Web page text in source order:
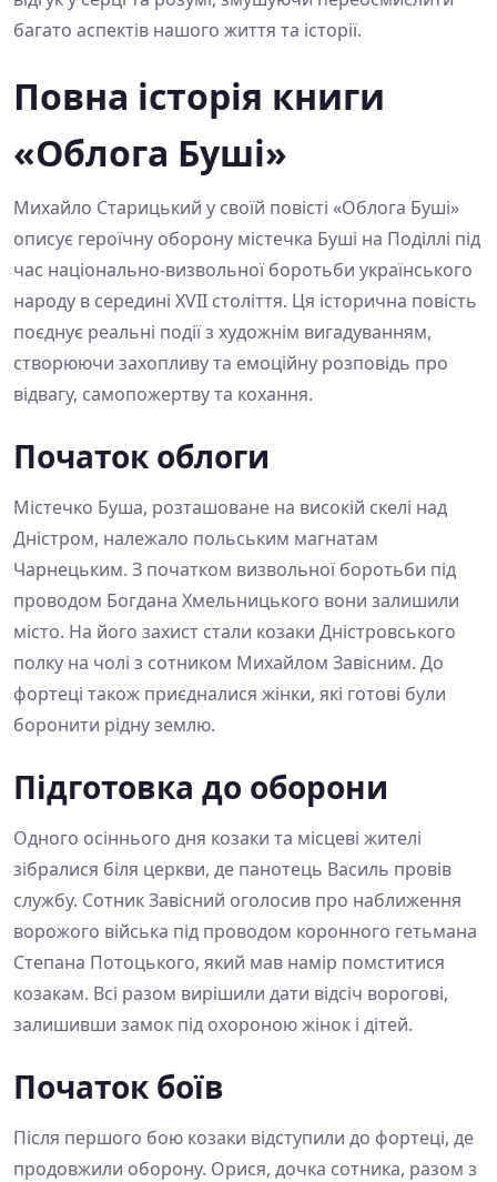
багато аспектів нашого життя та історії.
Повна історія книги
«Облога Буші»
Михайло Старицький у своїй повісті «Облога Буші»
описує героїчну оборону містечка Буші на Поділлі під
час національно-визвольної боротьби українського
народу в середині XVII століття. Ця історична повість
поєднує реальні події з художнім вигадуванням,
створюючи захопливу та емоційну розповідь про
відвагу, самопожертву та кохання.
Початок облоги
Містечко Буша, розташоване на високій скелі над
Дністром, належало польським магнатам
Чарнецьким. З початком визвольної боротьби під
проводом Богдана Хмельницького вони залишили
місто. На його захист стали козаки Дністровського
полку на чолі з сотником Михайлом Завісним. До
фортеці також приєдналися жінки, які готові були
боронити рідну землю.
Підготовка до оборони
Одного осіннього дня козаки та місцеві жителі
зібралися біля церкви, де панотець Василь провів
службу. Сотник Завісний оголосив про наближення
ворожого війська під проводом коронного гетьмана
Степана Потоцького, який мав намір помститися
козакам. Всі разом вирішили дати відсіч ворогові,
залишивши замок під охороною жінок і дітей.
Початок боїв
Після першого бою козаки відступили до фортеці, де
продовжили оборону. Орися, дочка сотника, разом з